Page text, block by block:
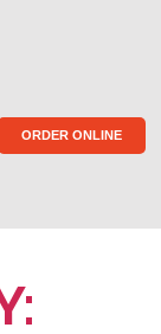
ORDER ONLINE